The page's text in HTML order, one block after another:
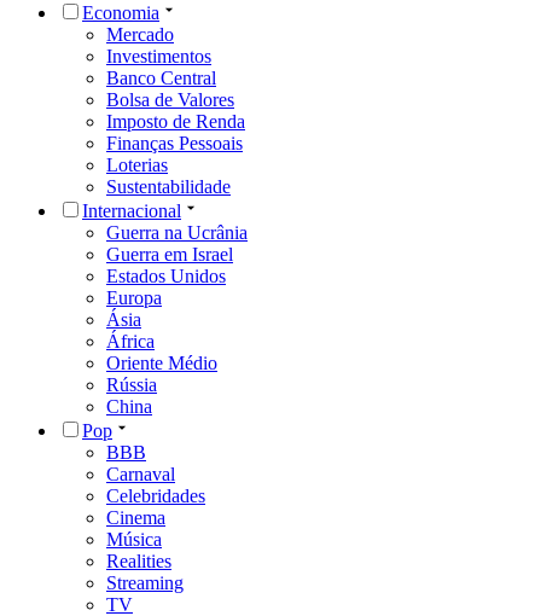
Economia
Mercado
Investimentos
Banco Central
Bolsa de Valores
Imposto de Renda
Finanças Pessoais
Loterias
Sustentabilidade
Internacional
Guerra na Ucrânia
Guerra em Israel
Estados Unidos
Europa
Ásia
África
Oriente Médio
Rússia
China
Pop
BBB
Carnaval
Celebridades
Cinema
Música
Realities
Streaming
TV